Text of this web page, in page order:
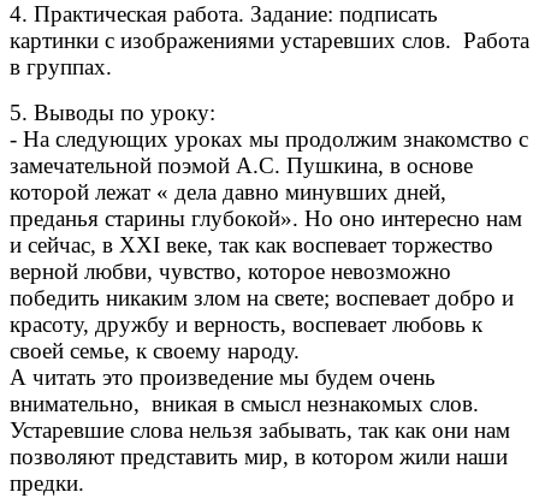
4. Практическая работа. Задание: подписать
картинки с изображениями устаревших слов. Работа
в группах.
5. Выводы по уроку:
- На следующих уроках мы продолжим знакомство с
замечательной поэмой А.С. Пушкина, в основе
которой лежат « дела давно минувших дней,
преданья старины глубокой». Но оно интересно нам
и сейчас, в XXI веке, так как воспевает торжество
верной любви, чувство, которое невозможно
победить никаким злом на свете; воспевает добро и
красоту, дружбу и верность, воспевает любовь к
своей семье, к своему народу.
А читать это произведение мы будем очень
внимательно, вникая в смысл незнакомых слов.
Устаревшие слова нельзя забывать, так как они нам
позволяют представить мир, в котором жили наши
предки.